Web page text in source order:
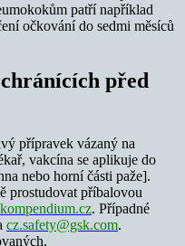
patří například
očkování do sedmi měsíců
před
přípravek vázaný na
vakcína se aplikuje do
nebo horní části paže].
prostudovat příbalovou
. Případné
cz.safety@gsk.com.